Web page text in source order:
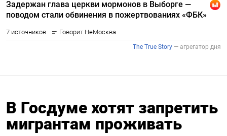
В Госдуме хотят запретить
мигрантам проживать